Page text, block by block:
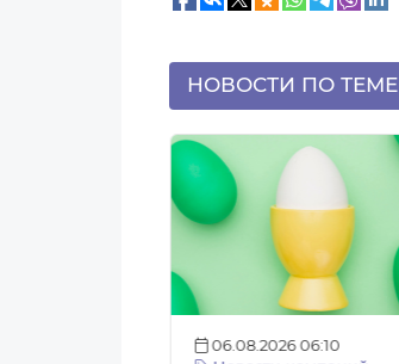
НОВОСТИ ПО ТЕМЕ
06.08.2026 06:10